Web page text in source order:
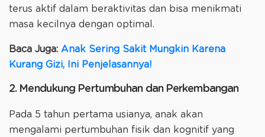
terus aktif dalam beraktivitas dan bisa menikmati
masa kecilnya dengan optimal.
Baca Juga: Anak Sering Sakit Mungkin Karena
Kurang Gizi, Ini Penjelasannya!
2. Mendukung Pertumbuhan dan Perkembangan
Pada 5 tahun pertama usianya, anak akan
mengalami pertumbuhan fisik dan kognitif yang